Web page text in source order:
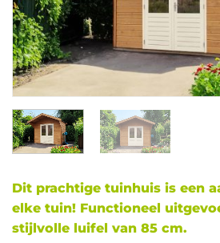
Dit prachtige tuinhuis is een
elke tuin! Functioneel
stijlvolle luifel van 85 cm.